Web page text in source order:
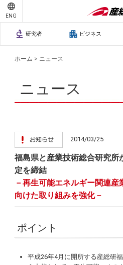
ENG
研究者 ビジネス
ホーム > ニュース
ニュース
2014/03/25
福島県と産業技術総合研究所
定を締結
－再生可能エネルギー関連
向けた取り組みを強化－
ポイント
平成26年4月に開所する産総研